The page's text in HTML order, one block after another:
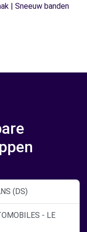
| Sneeuw banden
(DS)
- LE